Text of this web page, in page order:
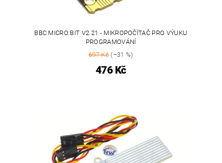
BBC MICRO:BIT V2.21 - MIKROPOČÍTAČ PRO VÝUKU
PROGRAMOVÁNÍ
697 Kč(–31 %)
476 Kč